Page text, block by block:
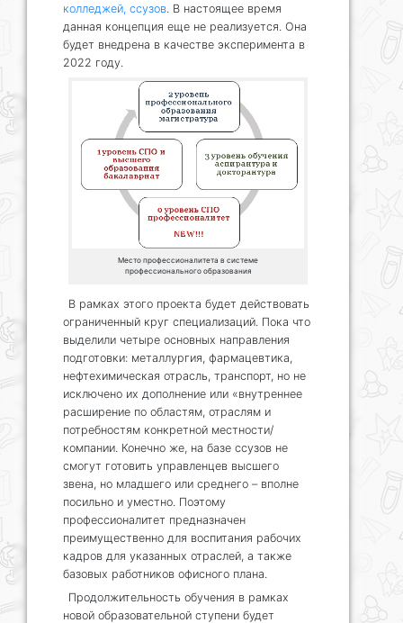
колледжей, ссузов . В настоящее время
данная концепция еще не реализуется. Она
будет внедрена в качестве эксперимента в
2022 году.
Место профессионалитета в системе
профессионального образования
В рамках этого проекта будет действовать
ограниченный круг специализаций. Пока что
выделили четыре основных направления
подготовки: металлургия, фармацевтика,
нефтехимическая отрасль, транспорт, но не
исключено их дополнение или «внутреннее
расширение по областям, отраслям и
потребностям конкретной местности/
компании. Конечно же, на базе ссузов не
смогут готовить управленцев высшего
звена, но младшего или среднего – вполне
посильно и уместно. Поэтому
профессионалитет предназначен
преимущественно для воспитания рабочих
кадров для указанных отраслей, а также
базовых работников офисного плана.
Продолжительность обучения в рамках
новой образовательной ступени будет